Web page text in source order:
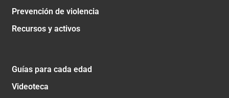
Prevención de violencia
Recursos y activos
Guías para cada edad
Videoteca